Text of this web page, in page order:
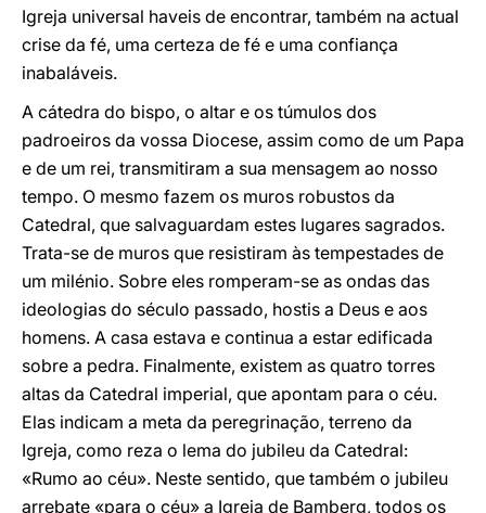
Igreja universal haveis de encontrar, também na actual
crise da fé, uma certeza de fé e uma confiança
inabaláveis.
A cátedra do bispo, o altar e os túmulos dos
padroeiros da vossa Diocese, assim como de um Papa
e de um rei, transmitiram a sua mensagem ao nosso
tempo. O mesmo fazem os muros robustos da
Catedral, que salvaguardam estes lugares sagrados.
Trata-se de muros que resistiram às tempestades de
um milénio. Sobre eles romperam-se as ondas das
ideologias do século passado, hostis a Deus e aos
homens. A casa estava e continua a estar edificada
sobre a pedra. Finalmente, existem as quatro torres
altas da Catedral imperial, que apontam para o céu.
Elas indicam a meta da peregrinação, terreno da
Igreja, como reza o lema do jubileu da Catedral:
«Rumo ao céu». Neste sentido, que também o jubileu
arrebate «para o céu» a Igreja de Bamberg, todos os